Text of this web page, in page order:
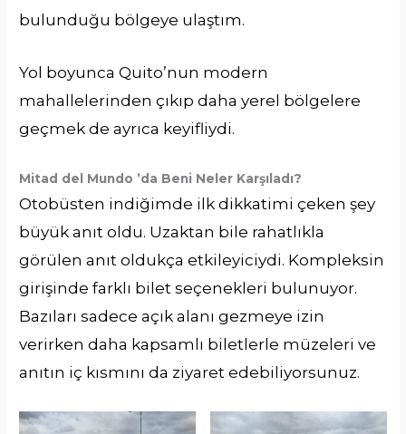
bulunduğu bölgeye ulaştım.
Yol boyunca Quito’nun modern
mahallelerinden çıkıp daha yerel bölgelere
geçmek de ayrıca keyifliydi.
Mitad del Mundo ’da Beni Neler Karşıladı?
Otobüsten indiğimde ilk dikkatimi çeken şey
büyük anıt oldu. Uzaktan bile rahatlıkla
görülen anıt oldukça etkileyiciydi. Kompleksin
girişinde farklı bilet seçenekleri bulunuyor.
Bazıları sadece açık alanı gezmeye izin
verirken daha kapsamlı biletlerle müzeleri ve
anıtın iç kısmını da ziyaret edebiliyorsunuz.